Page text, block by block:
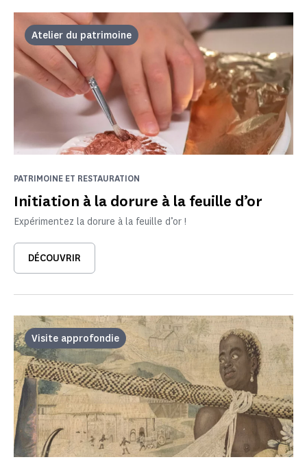
Atelier du patrimoine
Initiation à la dorure à la feuille d’or
PATRIMOINE ET RESTAURATION
Expérimentez la dorure à la feuille d’or !
DÉCOUVRIR
Visite approfondie